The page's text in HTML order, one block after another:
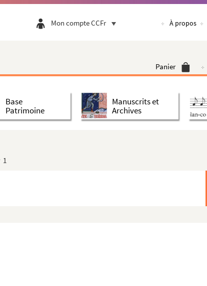
Mon compte CCFr À propos
Panier
Base
Patrimoine
Manuscrits et
Archives
1